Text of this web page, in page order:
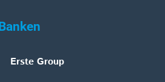
Banken
Erste Group